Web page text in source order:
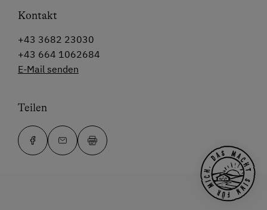
Kontakt
+43 3682 23030
+43 664 1062684
E-Mail senden
Teilen